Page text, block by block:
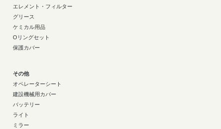
エレメント・フィルター
グリース
ケミカル用品
Oリングセット
保護カバー
その他
オペレーターシート
建設機械用カバー
バッテリー
ライト
ミラー